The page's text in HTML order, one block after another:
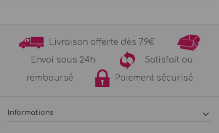
Livraison offerte dès 79€
Envoi sous 24h
Satisfait ou
remboursé
Paiement sécurisé
Informations